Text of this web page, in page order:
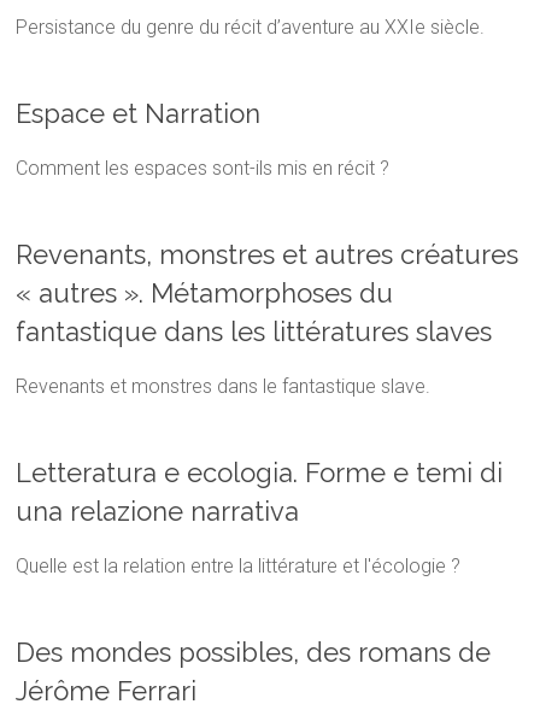
Persistance du genre du récit d’aventure au XXIe siècle.
Espace et Narration
Comment les espaces sont-ils mis en récit ?
Revenants, monstres et autres créatures
« autres ». Métamorphoses du
fantastique dans les littératures slaves
Revenants et monstres dans le fantastique slave.
Letteratura e ecologia. Forme e temi di
una relazione narrativa
Quelle est la relation entre la littérature et l'écologie ?
Des mondes possibles, des romans de
Jérôme Ferrari